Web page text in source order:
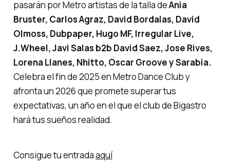
pasarán por Metro artistas de la talla deAnia
Bruster, Carlos Agraz, David Bordalas, David
Olmoss, Dubpaper, Hugo MF, Irregular Live,
J.Wheel, Javi Salas b2b David Saez, Jose Rives,
Lorena Llanes, Nhitto, Oscar Groove y Sarabia.
Celebra el fin de 2025 en Metro Dance Club y
afronta un 2026 que promete superar tus
expectativas, un año en el que el club de Bigastro
hará tus sueños realidad.
Consigue tu entradaaquí